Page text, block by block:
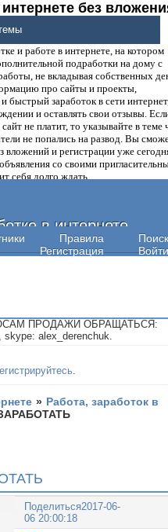
без
и работе в интернете, на котором
подработки на дому с
не вкладывая собственных
про сайты и проекты,
заработок в сети
и оставлять свои отзывы.
не платит, то указывайте в теме
не попались на развод. Вы
вложений и регистрации уже
со своими
себя долго ждать.
в интернете
Правила
Поиск
Регистрация
Войти
ПРОДАЖИ ОБРАЩАТЬСЯ:
alex_derenchuk.
» Работа, заработок в
Поделиться2017-06-
06 20:00:18